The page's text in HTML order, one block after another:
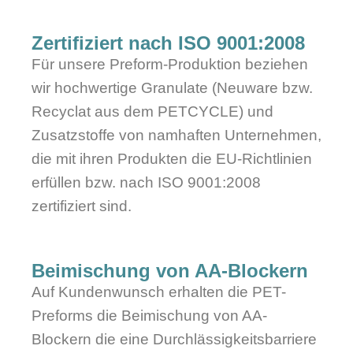
Zertifiziert nach ISO 9001:2008
Für unsere Preform-Produktion beziehen
wir hochwertige Granulate (Neuware bzw.
Recyclat aus dem PETCYCLE) und
Zusatzstoffe von namhaften Unternehmen,
die mit ihren Produkten die EU-Richtlinien
erfüllen bzw. nach ISO 9001:2008
zertifiziert sind.
Beimischung von AA-Blockern
Auf Kundenwunsch erhalten die PET-
Preforms die Beimischung von AA-
Blockern die eine Durchlässigkeitsbarriere